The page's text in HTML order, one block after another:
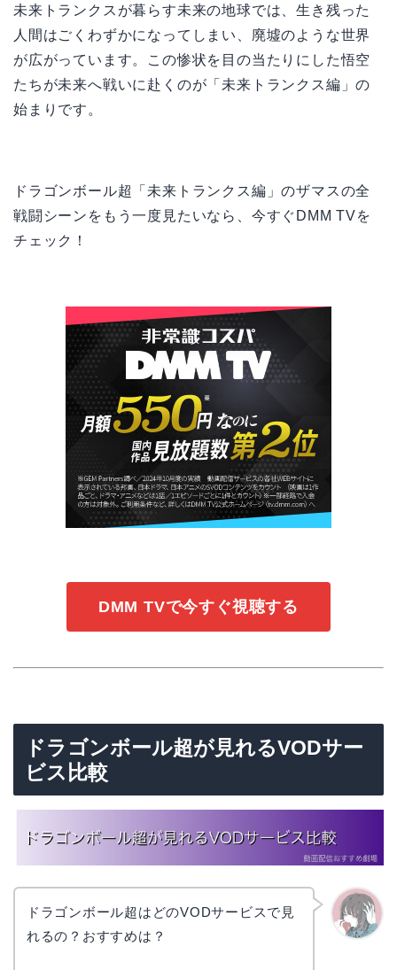
未来トランクスが暮らす未来の地球では、生き残った
人間はごくわずかになってしまい、廃墟のような世界
が広がっています。この惨状を目の当たりにした悟空
たちが未来へ戦いに赴くのが「未来トランクス編」の
始まりです。
ドラゴンボール超「未来トランクス編」のザマスの全
戦闘シーンをもう一度見たいなら、今すぐDMM TVを
チェック！
DMM TVで今すぐ視聴する
ドラゴンボール超が見れるVODサー
ビス比較
ドラゴンボール超はどのVODサービスで見
れるの？おすすめは？